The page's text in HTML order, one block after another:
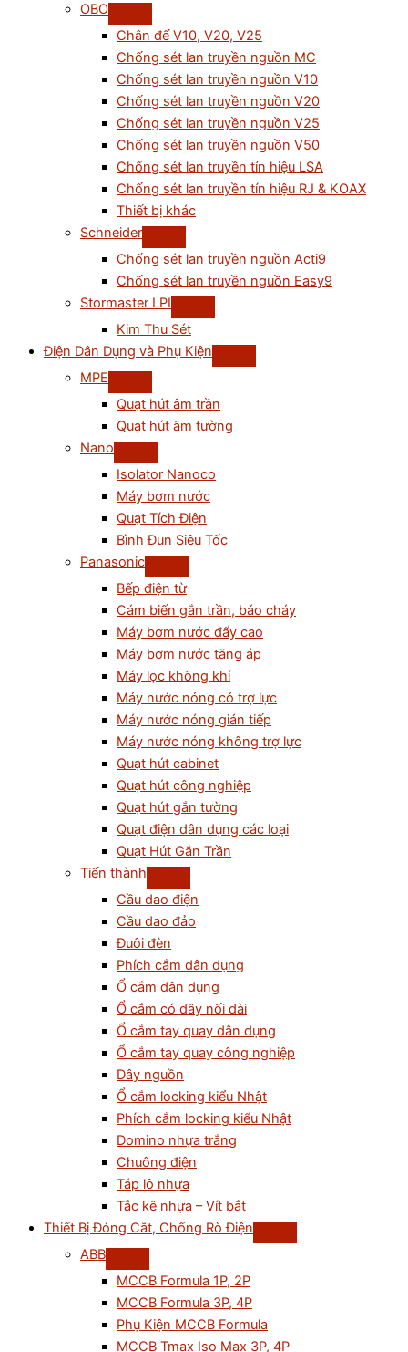
OBO
Chân đế V10, V20, V25
Chống sét lan truyền nguồn MC
Chống sét lan truyền nguồn V10
Chống sét lan truyền nguồn V20
Chống sét lan truyền nguồn V25
Chống sét lan truyền nguồn V50
Chống sét lan truyền tín hiệu LSA
Chống sét lan truyền tín hiệu RJ & KOAX
Thiết bị khác
Schneider
Chống sét lan truyền nguồn Acti9
Chống sét lan truyền nguồn Easy9
Stormaster LPI
Kim Thu Sét
Điện Dân Dụng và Phụ Kiện
MPE
Quạt hút âm trần
Quạt hút âm tường
Nano
Isolator Nanoco
Máy bơm nước
Quạt Tích Điện
Bình Đun Siêu Tốc
Panasonic
Bếp điện từ
Cám biến gắn trần, báo cháy
Máy bơm nước đẩy cao
Máy bơm nước tăng áp
Máy lọc không khí
Máy nước nóng có trợ lực
Máy nước nóng gián tiếp
Máy nước nóng không trợ lực
Quạt hút cabinet
Quạt hút công nghiệp
Quạt hút gắn tường
Quạt điện dân dụng các loại
Quạt Hút Gắn Trần
Tiến thành
Cầu dao điện
Cầu dao đảo
Đuôi đèn
Phích cắm dân dụng
Ổ cắm dân dụng
Ổ cắm có dây nối dài
Ổ cắm tay quay dân dụng
Ổ cắm tay quay công nghiệp
Dây nguồn
Ổ cắm locking kiểu Nhật
Phích cắm locking kiểu Nhật
Domino nhựa trắng
Chuông điện
Táp lô nhựa
Tắc kê nhựa – Vít bắt
Thiết Bị Đóng Cắt, Chống Rò Điện
ABB
MCCB Formula 1P, 2P
MCCB Formula 3P, 4P
Phụ Kiện MCCB Formula
MCCB Tmax Iso Max 3P, 4P